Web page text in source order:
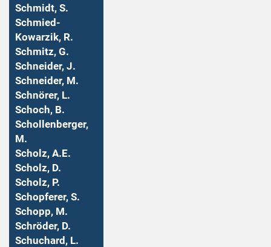
Schmidt, S.
Schmied-
Kowarzik, R.
Schmitz, G.
Schneider, J.
Schneider, M.
Schnörer, L.
Schoch, B.
Schollenberger,
M.
Scholz, A.E.
Scholz, D.
Scholz, P.
Schopferer, S.
Schopp, M.
Schröder, D.
Schuchard, L.